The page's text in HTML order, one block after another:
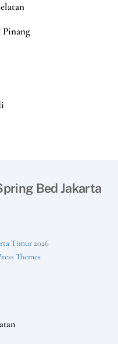
Pinang
Bed Jakarta
Timur2026
Themes